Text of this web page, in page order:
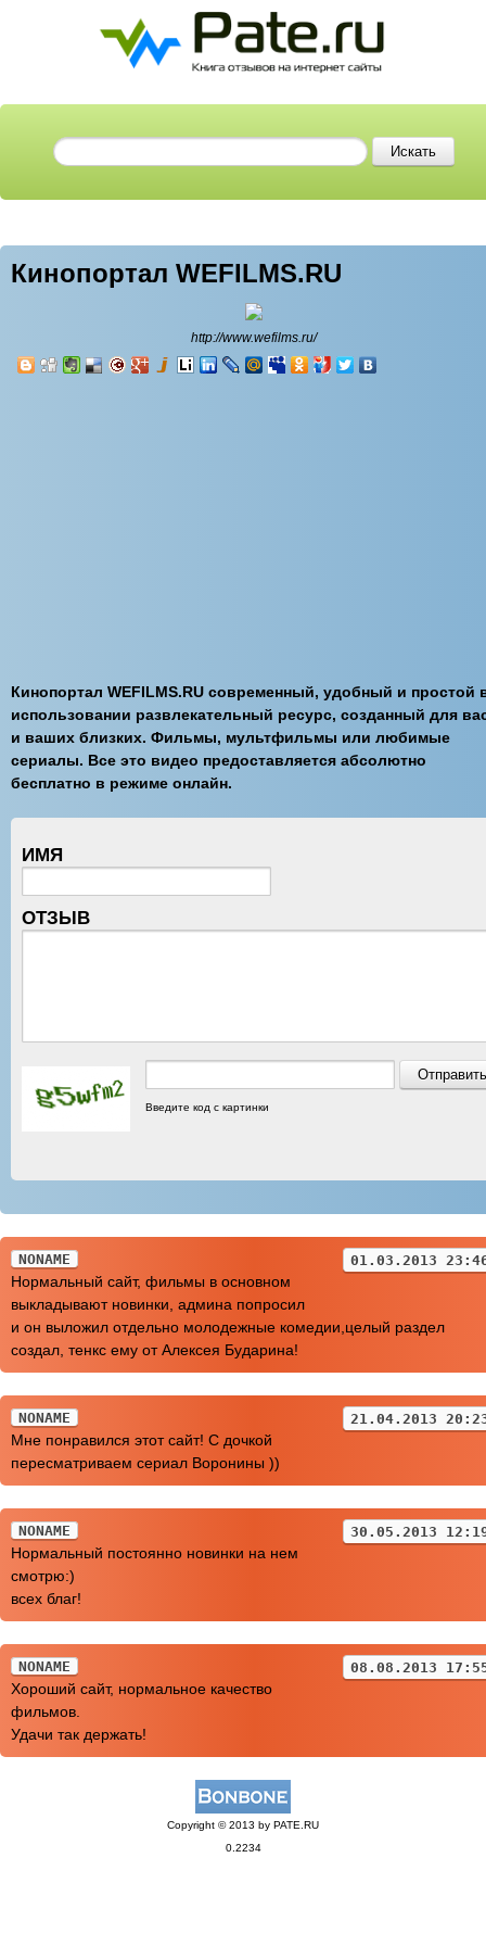
Кинопортал WEFILMS.RU
http://www.wefilms.ru/
Кинопортал WEFILMS.RU современный, удобный и простой
использовании развлекательный ресурс, созданный для
и ваших близких. Фильмы, мультфильмы или любимые
сериалы. Все это видео предоставляется абсолютно
бесплатно в режиме онлайн.
ИМЯ
ОТЗЫВ
Введите код с картинки
NONAME 01.03.2013
Нормальный сайт, фильмы в основном
выкладывают новинки, админа попросил
и он выложил отдельно молодежные комедии,целый раздел
создал, тенкс ему от Алексея Бударина!
NONAME 21.04.2013
Мне понравился этот сайт! С дочкой
пересматриваем сериал Воронины ))
NONAME 30.05.2013
Нормальный постоянно новинки на нем
смотрю:)
всех благ!
NONAME 08.08.2013
Хороший сайт, нормальное качество
фильмов.
Удачи так держать!
Copyright © 2013 by PATE.RU
0.2234